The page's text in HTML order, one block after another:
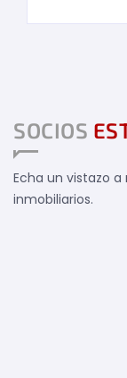
SOCIOS
Echa un vistazo a
inmobiliarios.